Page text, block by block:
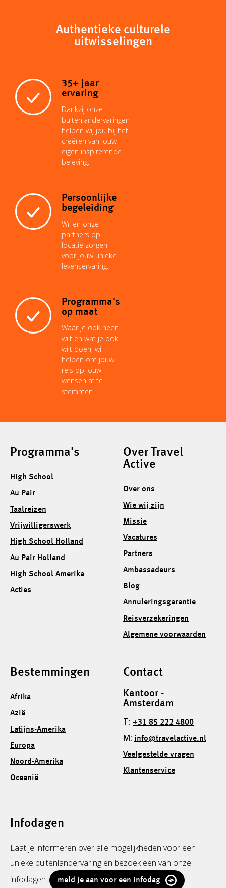
Authentieke culturele
uitwisselingen
35+ jaar
ervaring
Dankzij onze
buitenlandervaringen
helpen wij jou bij het
creëren van jouw
eigen inspirerende
beleving.
Persoonlijke
begeleiding
Wij en onze
partners op
locatie zorgen
voor jouw unieke
levenservaring.
Programma's
op maat
Waar je ook heen
wilt en wat je ook
wilt doen, wij
helpen om jouw
reis op jouw
wensen af te
stemmen.
Programma's
High School
Au Pair
Taalreizen
Vrijwilligerswerk
High School Holland
Au Pair Holland
High School Amerika
Acties
Over Travel
Active
Over ons
Wie wij zijn
Missie
Vacatures
Partners
Ambassadeurs
Blog
Annuleringsgarantie
Reisverzekeringen
Algemene voorwaarden
Bestemmingen
Afrika
Azië
Latijns-Amerika
Europa
Noord-Amerika
Oceanië
Contact
Kantoor -
Amsterdam
T: +31 85 222 4800
M: info@travelactive.nl
Veelgestelde vragen
Klantenservice
Infodagen
Laat je informeren over alle mogelijkheden voor een
unieke buitenlandervaring en bezoek een van onze
infodagen.
meld je aan voor een infodag